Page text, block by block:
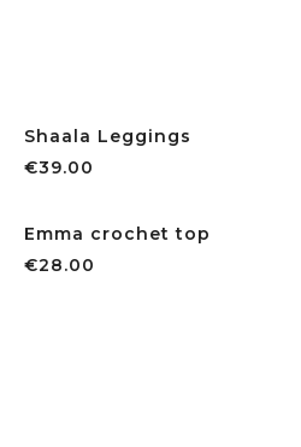
Shaala Leggings
€39.00
Emma crochet top
€28.00